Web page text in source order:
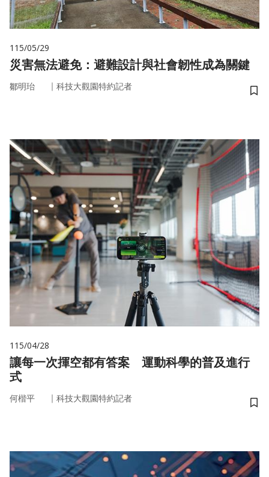
115/05/29
災害無法避免：避難設計與社會韌性成為關鍵
鄒明珆 ｜ 科技大觀園特約記者
儲
115/04/28
讓每一次揮空都有答案 運動科學的普及進行
式
何楷平 ｜ 科技大觀園特約記者
儲